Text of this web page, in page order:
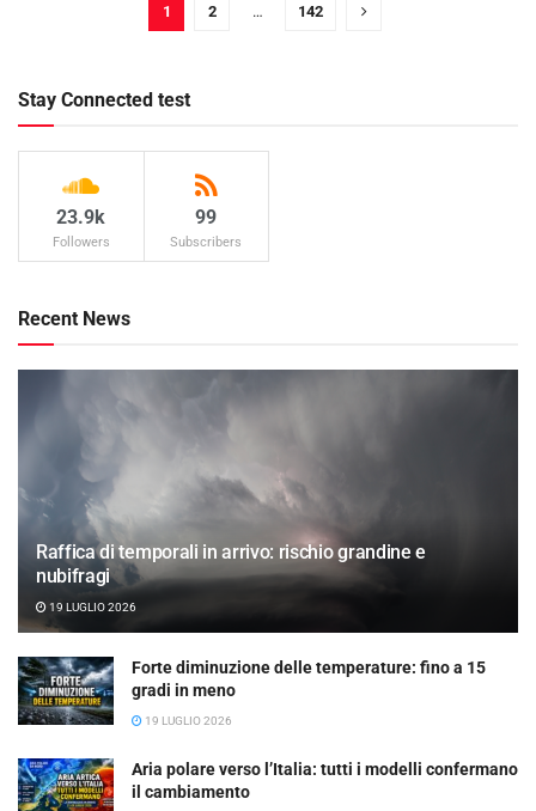
1 2 … 142
Stay Connected test
23.9k
Followers
99
Subscribers
Recent News
Raffica di temporali in arrivo: rischio grandine e
nubifragi
19 LUGLIO 2026
Forte diminuzione delle temperature: fino a 15
gradi in meno
19 LUGLIO 2026
Aria polare verso l’Italia: tutti i modelli confermano
il cambiamento